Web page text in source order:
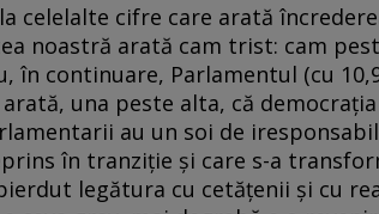
celelalte cifre care arată
noastră arată cam trist: cam
în continuare, Parlamentul (cu
una peste alta, că
au un soi de
în tranziţie şi care s-a
legătura cu cetăţenii şi cu